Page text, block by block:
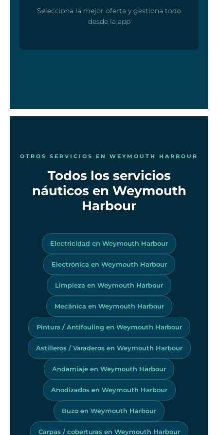
Selecciona la mejor oferta y gestiona todo
desde la app
OTROS SERVICIOS EN WEYMOUTH HARBOUR
Todos los servicios
náuticos en Weymouth
Harbour
Electricidad en Weymouth Harbour
Electrónica en Weymouth Harbour
Limpieza en Weymouth Harbour
Mecánica en Weymouth Harbour
Pintura / Antifouling en Weymouth Harbour
Astilleros / Varaderos en Weymouth Harbour
Andamiaje en Weymouth Harbour
Anodizados en Weymouth Harbour
Buzo en Weymouth Harbour
Carpas / coberturas en Weymouth Harbour